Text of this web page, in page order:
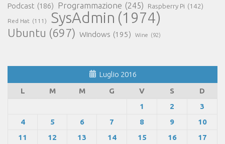
Podcast (186) Programmazione (245) Raspberry Pi (142)
Red Hat (111) SysAdmin (1974)
Ubuntu (697) Windows (195) Wine (92)
Luglio 2016
L
M M G V S
D
1
2
3
4
5 6 7 8 9
10
11
12 13 14 15 16
17